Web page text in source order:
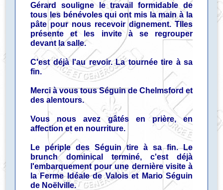
Gérard souligne le travail formidable de
tous les bénévoles qui ont mis la main à la
pâte pour nous recevoir dignement. TIles
présente et les invite à se regrouper
devant la salle.
C'est déjà l'au revoir. La tournée tire à sa
fin.
Merci à vous tous Séguin de Chelmsford et
des alentours.
Vous nous avez gâtés en prière, en
affection et en nourriture.
Le périple des Séguin tire à sa fin. Le
brunch dominical terminé, c'est déjà
l'embarquement pour une dernière visite à
la Ferme Idéale de Valois et Mario Séguin
de Noëlville.